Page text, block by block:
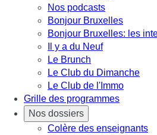
Nos podcasts
Bonjour Bruxelles
Bonjour Bruxelles: les
Il y a du Neuf
Le Brunch
Le Club du Dimanche
Le Club de l'Immo
Grille des programmes
Nos dossiers
Colère des enseignants